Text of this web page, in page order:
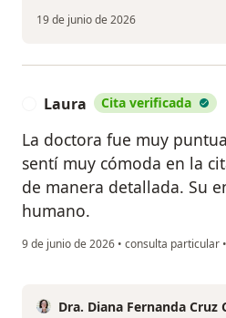
19 de junio de 2026
Laura Cita verificada
La doctora fue muy
sentí muy cómoda en la
de manera detallada. Su
humano.
9 de junio de 2026 • consulta particular •
Dra. Diana Fernanda Cruz